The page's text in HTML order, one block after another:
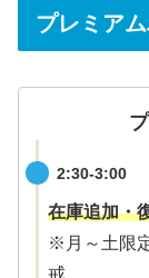
プレミア
2:30-3:00
在庫追加・
※月～土限
戒。